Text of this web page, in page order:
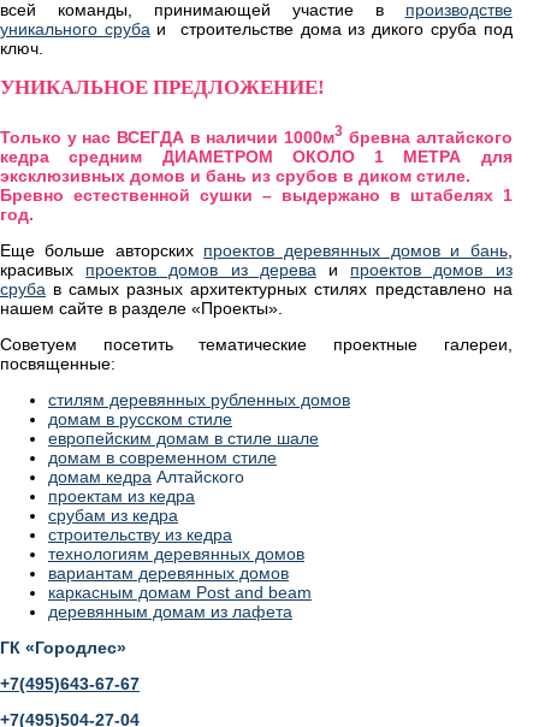
всей команды, принимающей участие в производстве
уникального сруба и строительстве дома из дикого сруба под
ключ.
УНИКАЛЬНОЕ ПРЕДЛОЖЕНИЕ!
Только у нас ВСЕГДА в наличии 1000м3 бревна алтайского
кедра средним ДИАМЕТРОМ ОКОЛО 1 МЕТРА для
эксклюзивных домов и бань из срубов в диком стиле.
Бревно естественной сушки –выдержано в штабелях 1
год.
Еще больше авторских проектов деревянных домов и бань,
красивых проектов домов из дерева и проектов домов из
сруба в самых разных архитектурных стилях представлено на
нашем сайте в разделе «Проекты».
Советуем посетить тематические проектные галереи,
посвященные:
стилям деревянных рубленных домов
домам в русском стиле
европейским домам в стиле шале
домам в современном стиле
домам кедра Алтайского
проектам из кедра
срубам из кедра
строительству из кедра
технологиям деревянных домов
вариантам деревянных домов
каркасным домам Post and beam
деревянным домам из лафета
ГК «Городлес»
+7(495)643-67-67
+7(495)504-27-04